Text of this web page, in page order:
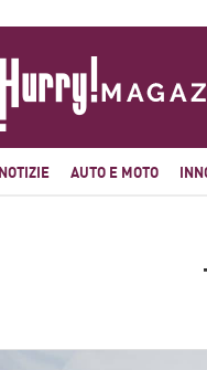
NOTIZIE AUTO E MOTO